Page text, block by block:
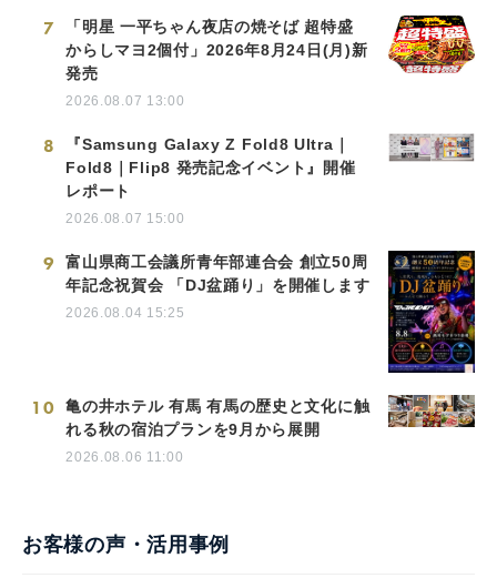
7
「明星 一平ちゃん夜店の焼そば 超特盛
からしマヨ2個付」2026年8月24日(月)新
発売
2026.08.07 13:00
8
『Samsung Galaxy Z Fold8 Ultra｜
Fold8｜Flip8 発売記念イベント』開催
レポート
2026.08.07 15:00
9
富山県商工会議所青年部連合会 創立50周
年記念祝賀会 「DJ盆踊り」を開催します
2026.08.04 15:25
10
亀の井ホテル 有馬 有馬の歴史と文化に触
れる秋の宿泊プランを9月から展開
2026.08.06 11:00
お客様の声・活用事例